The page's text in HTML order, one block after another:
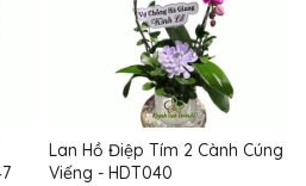
Lan Hồ Điệp Tím 2 Cành Cúng
Viếng - HDT040